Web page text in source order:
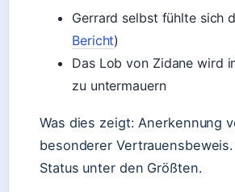
Gerrard selbst fühlte sich
Bericht)
Das Lob von Zidane wird
zu untermauern
Was dies zeigt: Anerkennung
besonderer
Status unter den Größten.